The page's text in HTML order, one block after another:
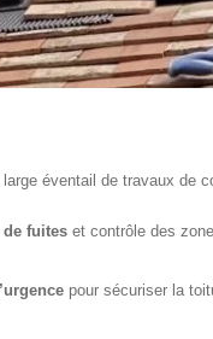
éventail de travaux de
de fuiteset contrôle des
pour sécuriser la